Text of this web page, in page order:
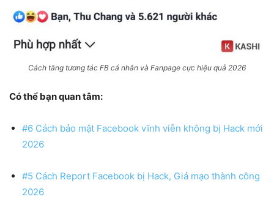
Cách tăng tương tác FB cá nhân và Fanpage cực hiệu quả 2026
Có thể bạn quan tâm:
#6 Cách bảo mật Facebook vĩnh viễn không bị Hack mới
2026
#5 Cách Report Facebook bị Hack, Giả mạo thành công
2026